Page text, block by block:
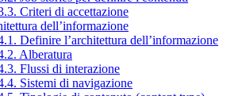
Criteri di accettazione
dell’informazione
Definire l’architettura dell’informazione
Alberatura
Flussi di interazione
Sistemi di navigazione